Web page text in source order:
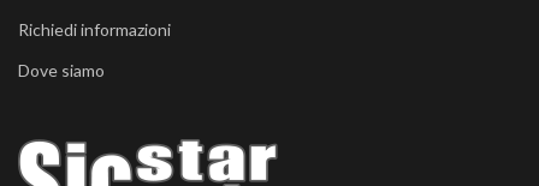
Richiedi informazioni
Dove siamo